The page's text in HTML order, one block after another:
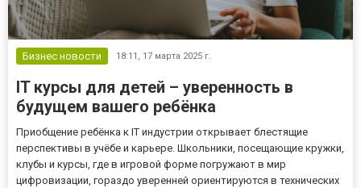
Бизнес новости 18:11, 17 марта 2025 г.
IT курсы для детей – уверенность в
будущем вашего ребёнка
Приобщение ребёнка к IT индустрии открывает блестящие
перспективы в учёбе и карьере. Школьники, посещающие кружки,
клубы и курсы, где в игровой форме погружают в мир
цифровизации, гораздо уверенней ориентируются в технических